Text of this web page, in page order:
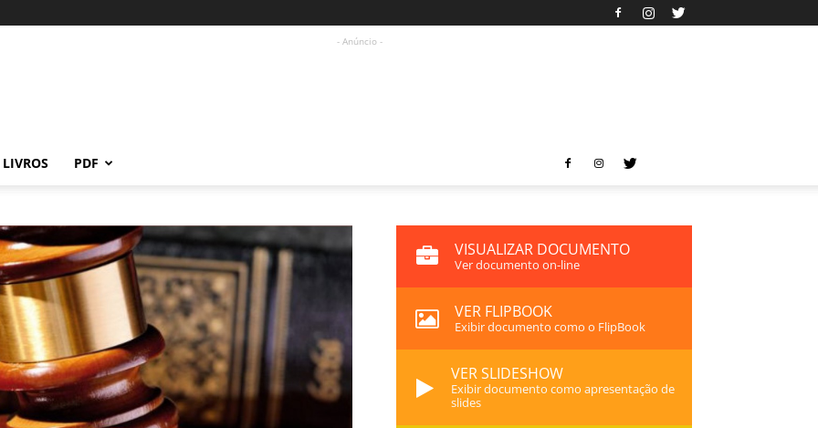
- Anúncio -
LIVROS PDF
VISUALIZAR DOCUMENTO
Ver documento on-line
VER FLIPBOOK
Exibir documento como o FlipBook
VER SLIDESHOW
Exibir documento como apresentação de
slides